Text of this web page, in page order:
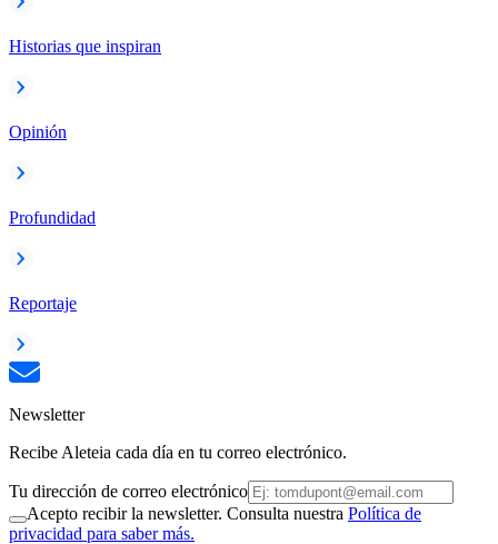
Historias que inspiran
Opinión
Profundidad
Reportaje
Newsletter
Recibe Aleteia cada día en tu correo electrónico.
Tu dirección de correo electrónico
Acepto recibir la newsletter. Consulta nuestra Política de
privacidad para saber más.